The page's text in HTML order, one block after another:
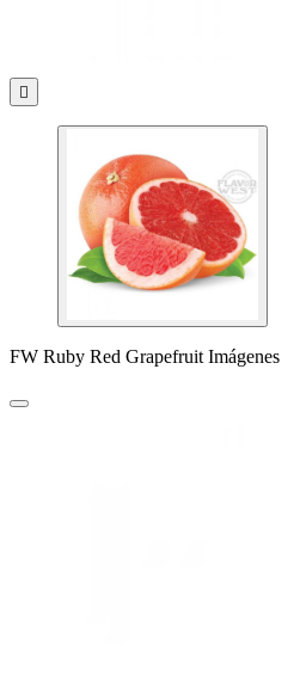

FW Ruby Red Grapefruit Imágenes